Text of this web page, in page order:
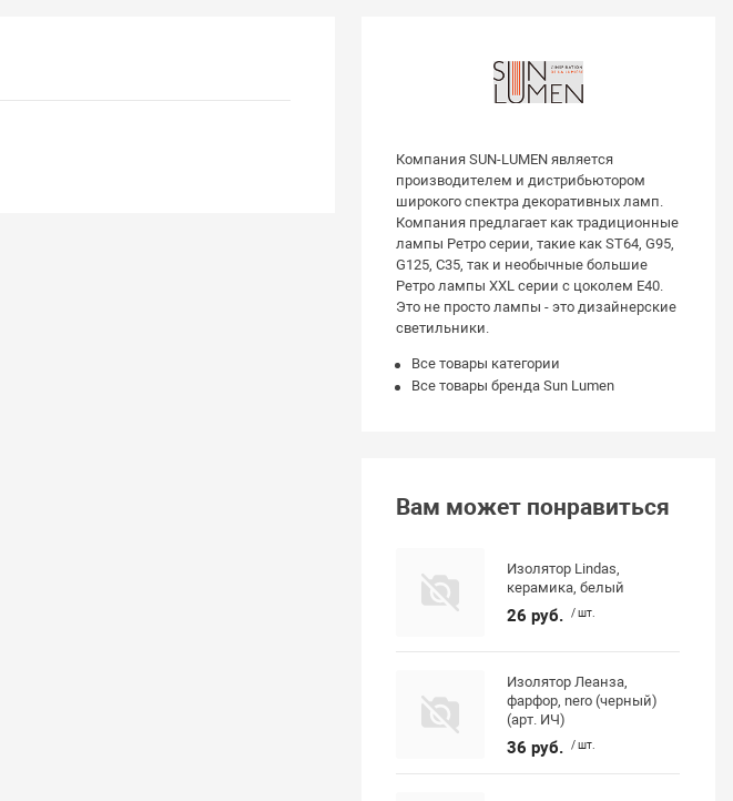
Компания SUN-LUMEN является
производителем и дистрибьютором
широкого спектра декоративных ламп.
Компания предлагает как традиционные
лампы Ретро серии, такие как ST64, G95,
G125, С35, так и необычные большие
Ретро лампы XXL серии с цоколем E40.
Это не просто лампы - это дизайнерские
светильники.
Все товары категории
Все товары бренда Sun Lumen
Вам может понравиться
Изолятор Lindas,
керамика, белый
26 руб. / шт.
Изолятор Леанза,
фарфор, nero (черный)
(арт. ИЧ)
36 руб. / шт.